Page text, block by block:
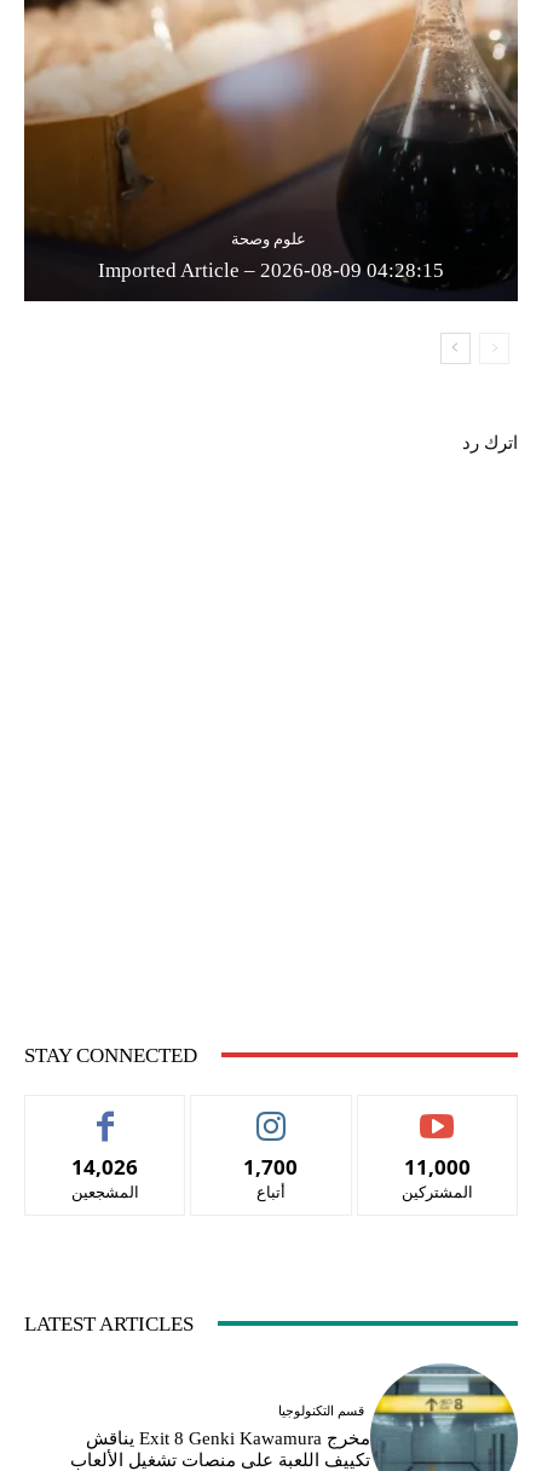
علوم وصحة
Imported Article – 2026-08-09 04:28:15
اترك رد
STAY CONNECTED
14,026
المشجعين
1,700
أتباع
11,000
المشتركين
LATEST ARTICLES
قسم التكنولوجيا
مخرج Exit 8 Genki Kawamura يناقش
تكييف اللعبة على منصات تشغيل الألعاب